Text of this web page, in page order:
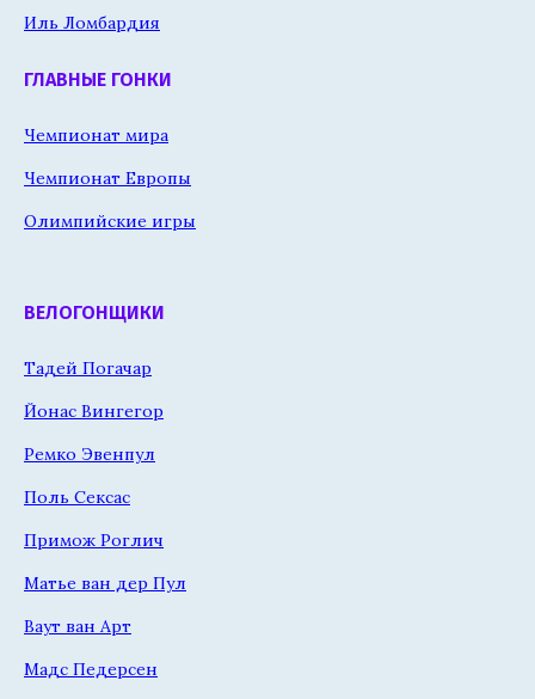
Иль Ломбардия
ГЛАВНЫЕ ГОНКИ
Чемпионат мира
Чемпионат Европы
Олимпийские игры
ВЕЛОГОНЩИКИ
Тадей Погачар
Йонас Вингегор
Ремко Эвенпул
Поль Сексас
Примож Роглич
Матье ван дер Пул
Ваут ван Арт
Мадс Педерсен